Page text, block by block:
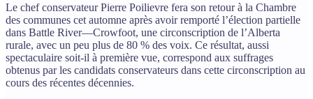
Le chef conservateur Pierre Poilievre fera son retour à la Chambre
des communes cet automne après avoir remporté l’élection partielle
dans Battle River—Crowfoot, une circonscription de l’Alberta
rurale, avec un peu plus de 80 % des voix. Ce résultat, aussi
spectaculaire soit-il à première vue, correspond aux suffrages
obtenus par les candidats conservateurs dans cette circonscription au
cours des récentes décennies.